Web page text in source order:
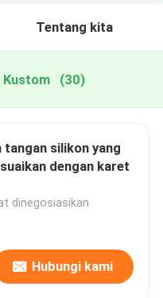
Tentang kita
Kustom (30)
tangan silikon yang
dengan karet
dinegosiasikan
Hubungi kami